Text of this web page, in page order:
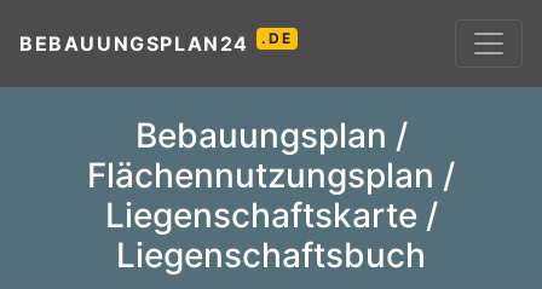
BEBAUUNGSPLAN24 .DE
Bebauungsplan /
Flächennutzungsplan /
Liegenschaftskarte /
Liegenschaftsbuch